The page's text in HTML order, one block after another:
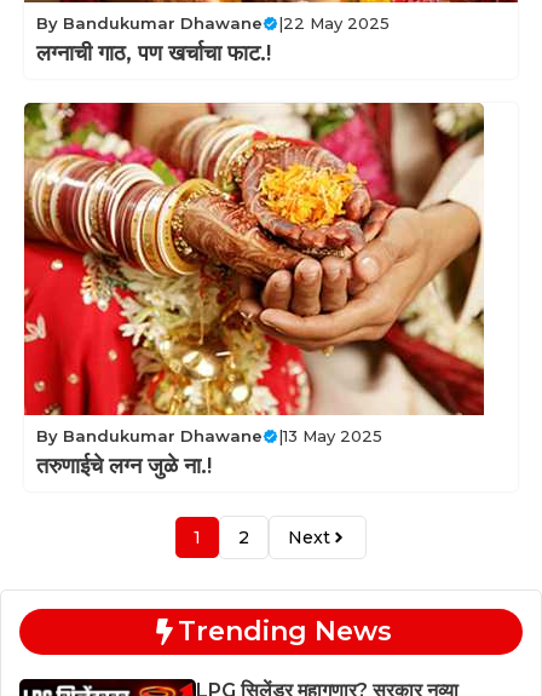
By Bandukumar Dhawane |22 May 2025
लग्नाची गाठ, पण खर्चाचा फाट.!
By Bandukumar Dhawane |13 May 2025
तरुणाईचे लग्न जुळे ना.!
1 2 Next
Trending News
LPG सिलेंडर महागणार? सरकार नव्या